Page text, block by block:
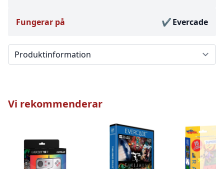
Fungerar på Evercade
Välj en flik
Vi rekommenderar